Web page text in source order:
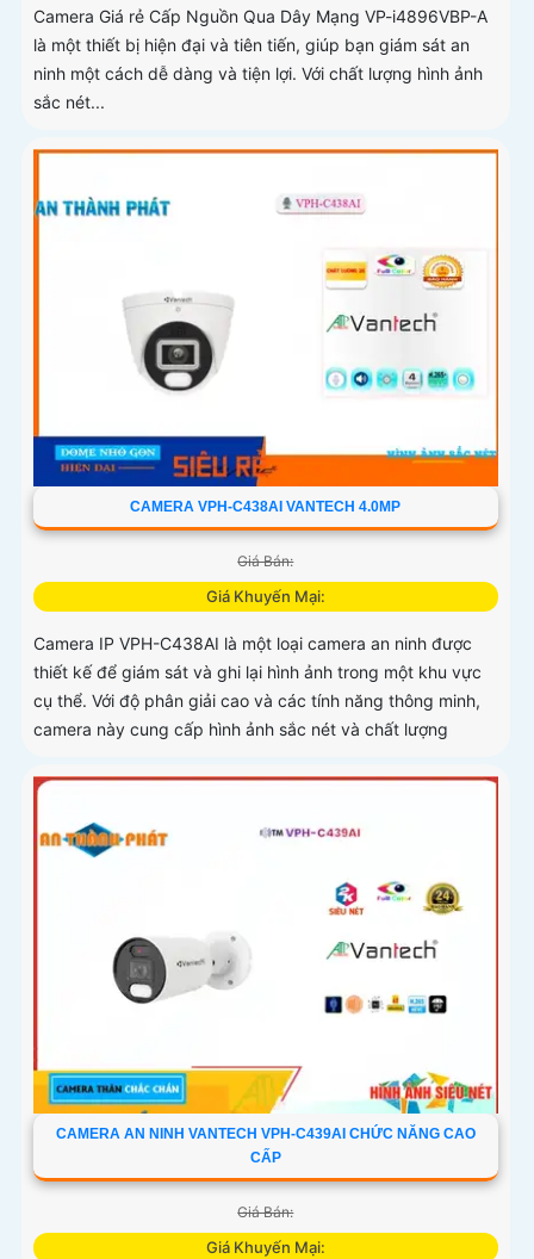
Camera Giá rẻ Cấp Nguồn Qua Dây Mạng VP-i4896VBP-A
là một thiết bị hiện đại và tiên tiến, giúp bạn giám sát an
ninh một cách dễ dàng và tiện lợi. Với chất lượng hình ảnh
sắc nét...
CAMERA VPH-C438AI VANTECH 4.0MP
Giá Bán:
Giá Khuyến Mại:
Camera IP VPH-C438AI là một loại camera an ninh được
thiết kế để giám sát và ghi lại hình ảnh trong một khu vực
cụ thể. Với độ phân giải cao và các tính năng thông minh,
camera này cung cấp hình ảnh sắc nét và chất lượng
CAMERA AN NINH VANTECH VPH-C439AI CHỨC NĂNG CAO
CẤP
Giá Bán:
Giá Khuyến Mại: